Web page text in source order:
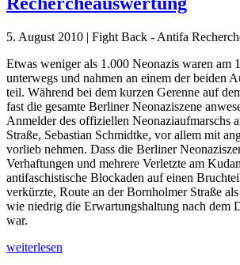
5. August 2010 | Fight Back - Antifa
Etwas weniger als 1.000 Neonazis waren am
unterwegs und nahmen an einem der beiden
teil. Während bei dem kurzen Gerenne auf
fast die gesamte Berliner Neonaziszene
Anmelder des offiziellen Neonaziaufmarschs
Straße, Sebastian Schmidtke, vor allem mit
vorlieb nehmen. Dass die Berliner
Verhaftungen und mehrere Verletzte am
antifaschistische Blockaden auf einen
verkürzte, Route an der Bornholmer Straße
wie niedrig die Erwartungshaltung nach dem
war.
weiterlesen